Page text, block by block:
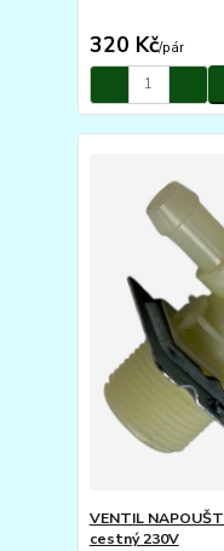
320 Kč/pár
VENTIL
cestný 230V